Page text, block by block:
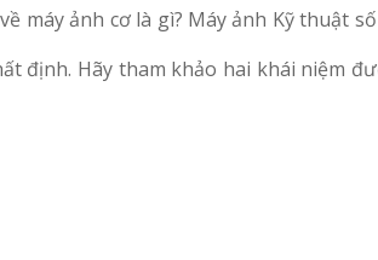
máy ảnh cơ là gì? Máy ảnh Kỹ thuật
định. Hãy tham khảo hai khái niệm